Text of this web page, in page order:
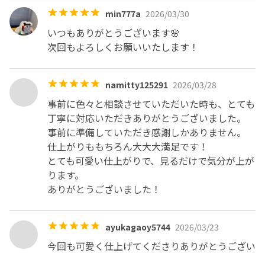
min777a 2026/03/30
いつもありがとうございます🌸
次回もよろしくお願いいたします！
namitty125291 2026/03/28
事前に色々と相談させていただいた時も、とても
丁寧に対応いただきありがとうございました。
事前に準備していただき感謝しかありません。
仕上がりももちろん大大大満足です！
とても可愛い仕上がりで、見るだけで気分が上が
ります。
ありがとうございました！
ayukagaoy5744 2026/03/23
今回も可愛く仕上げてくださりありがとうござい